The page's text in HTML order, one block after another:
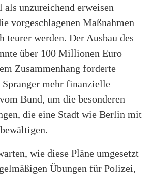
als unzureichend erweisen
vorgeschlagenen Maßnahmen
teurer werden. Der Ausbau des
über 100 Millionen Euro
Zusammenhang forderte
mehr finanzielle
Bund, um die besonderen
die eine Stadt wie Berlin mit
wie diese Pläne umgesetzt
Übungen für Polizei,